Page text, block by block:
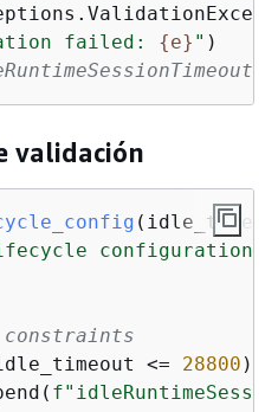
failed: {e} " )
validación
(
configuration
constraints
<= 28800 ):